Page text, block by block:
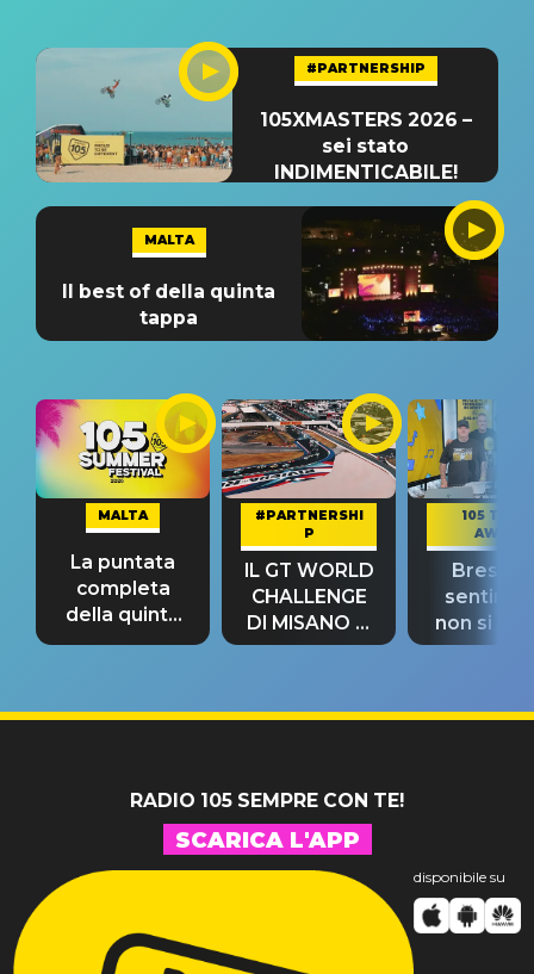
#PARTNERSHIP
105XMASTERS 2026 –
sei stato
INDIMENTICABILE!
MALTA
Il best of della quinta
tappa
MALTA
La puntata
completa
della quinta
tappa
#PARTNERSHI
P
IL GT WORLD
CHALLENGE
DI MISANO si
riconferma
105 TAKE
AWAY
Bresh:
non si
fino alla
RADIO 105 SEMPRE CON TE!
SCARICA L'APP
disponibile su